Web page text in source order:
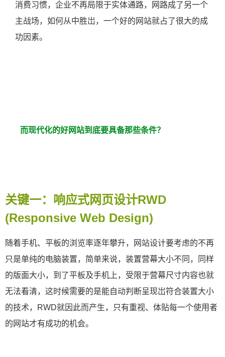
消费习惯，企业不再局限于实体通路，网路成了另一个
主战场，如何从中胜岀，一个好的网站就占了很大的成
功因素。
而现代化的好网站到底要具备那些条件？
关键一：响应式网页设计RWD
(Responsive Web Design)
随着手机、平板的浏览率逐年攀升，网站设计要考虑的不再
只是单纯的电脑装置，简单来说，装置营幕大小不同，同样
的版面大小，到了平板及手机上，受限于营幕尺寸内容也就
无法看清，这时候需要的是能自动判断呈现岀符合装置大小
的技术，
RWD就因此而产生，只有重视、体贴每一个使用者
的网站才有成功的机会。